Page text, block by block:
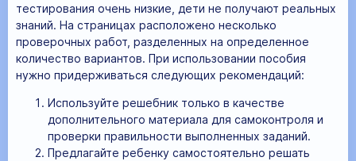
тестирования очень низкие, дети не получают реальных
знаний. На страницах расположено несколько
проверочных работ, разделенных на определенное
количество вариантов. При использовании пособия
нужно придерживаться следующих рекомендаций:
Используйте решебник только в качестве
дополнительного материала для самоконтроля и
проверки правильности выполненных заданий.
Предлагайте ребенку самостоятельно решать